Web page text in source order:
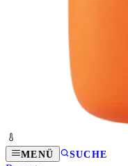
MENÜ SUCHE